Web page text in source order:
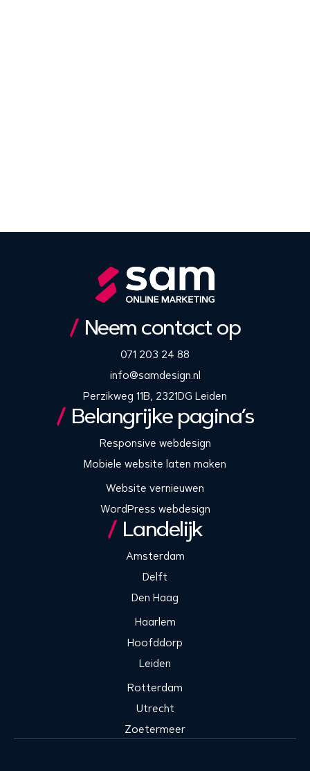
Neem contact op
071 203 24 88
info@samdesign.nl
Perzikweg 11B, 2321DG Leiden
Belangrijke pagina’s
Responsive webdesign
Mobiele website laten maken
Website vernieuwen
WordPress webdesign
Landelijk
Amsterdam
Delft
Den Haag
Haarlem
Hoofddorp
Leiden
Rotterdam
Utrecht
Zoetermeer